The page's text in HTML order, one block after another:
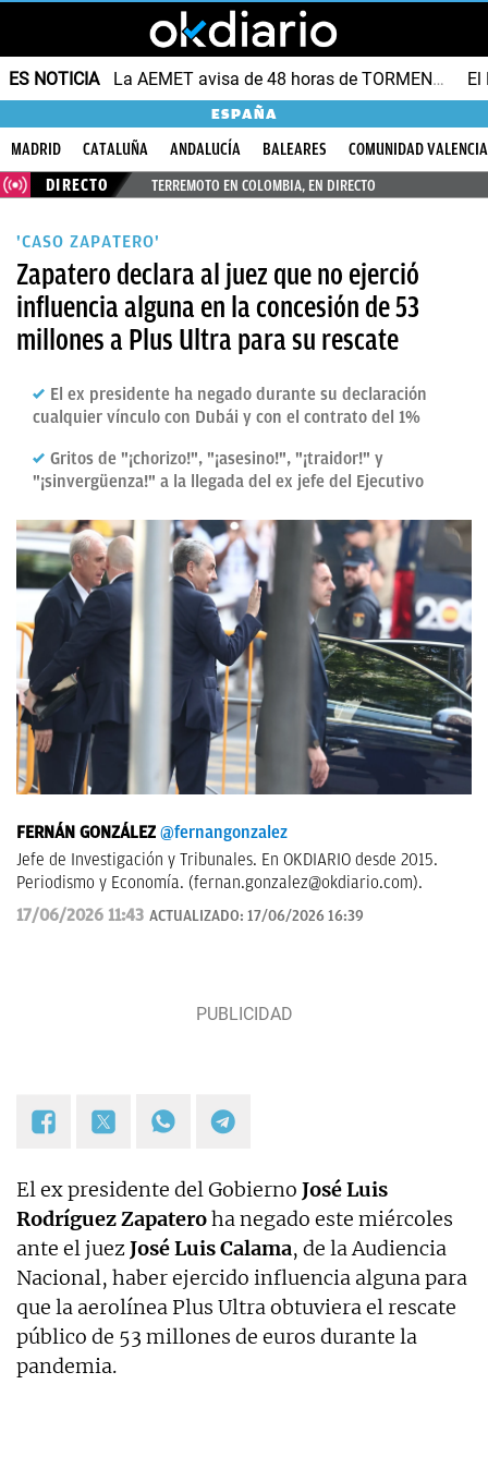
ES NOTICIA La AEMET avisa de 48 horas de TORMENTAS y GRANIZO
ESPAÑA
MADRID CATALUÑA ANDALUCÍA BALEARES
COMUNIDAD
DIRECTO
TERREMOTO EN COLOMBIA, EN DIRECTO
'CASO ZAPATERO'
Zapatero declara al juez que no ejerció
influencia alguna en la concesión de 53
millones a Plus Ultra para su rescate
El ex presidente ha negado durante su declaración
cualquier vínculo con Dubái y con el contrato del 1%
Gritos de "¡chorizo!", "¡asesino!", "¡traidor!" y
"¡sinvergüenza!" a la llegada del ex jefe del Ejecutivo
FERNÁN GONZÁLEZ @fernangonzalez
Jefe de Investigación y Tribunales. En OKDIARIO desde 2015.
Periodismo y Economía. (fernan.gonzalez@okdiario.com).
17/06/2026 11:43 ACTUALIZADO: 17/06/2026 16:39
El ex presidente del Gobierno José Luis
Rodríguez Zapateroha negado este miércoles
ante el juezJosé Luis Calama, de la Audiencia
Nacional, haber ejercido influencia alguna para
que la aerolínea Plus Ultra obtuviera el rescate
público de 53 millones de euros durante la
pandemia.